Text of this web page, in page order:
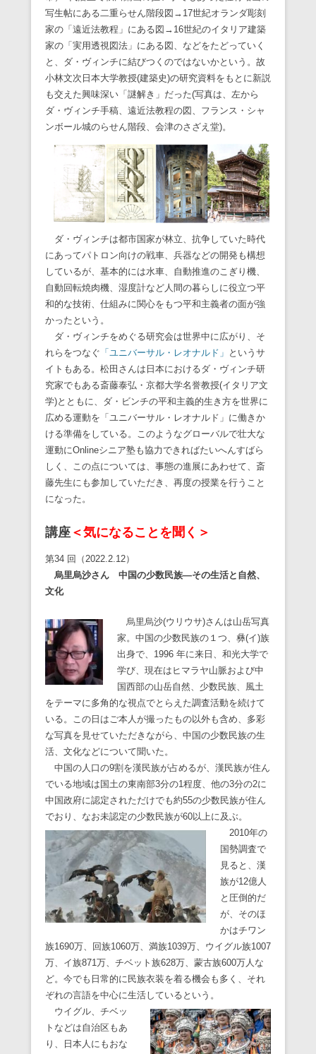
写生帖にある二重らせん階段図→17世紀オランダ彫刻
家の「遠近法教程」にある図→16世紀のイタリア建築
家の「実用透視図法」にある図、などをたどっていく
と、ダ・ヴィンチに結びつくのではないかという。故
小林文次日本大学教授(建築史)の研究資料をもとに新説
も交えた興味深い「謎解き」だった(写真は、左から
ダ・ヴィンチ手稿、遠近法教程の図、フランス・シャ
ンボール城のらせん階段、会津のさざえ堂)。
ダ・ヴィンチは都市国家が林立、抗争していた時代
にあってパトロン向けの戦車、兵器などの開発も構想
しているが、基本的には水車、自動推進のこぎり機、
自動回転焼肉機、湿度計など人間の暮らしに役立つ平
和的な技術、仕組みに関心をもつ平和主義者の面が強
かったという。
ダ・ヴィンチをめぐる研究会は世界中に広がり、そ
れらをつなぐ 「ユニバーサル・レオナルド」 というサ
イトもある。松田さんは日本におけるダ・ヴィンチ研
究家でもある斎藤泰弘・京都大学名誉教授(イタリア文
学)とともに、ダ・ビンチの平和主義的生き方を世界に
広める運動を「ユニバーサル・レオナルド」に働きか
ける準備をしている。このようなグローバルで壮大な
運動にOnlineシニア塾も協力できればたいへんすばら
しく、この点については、事態の進展にあわせて、斎
藤先生にも参加していただき、再度の授業を行うこと
になった。
講座 ＜気になることを聞く＞
第34 回（2022.2.12）
烏里烏沙さん 中国の少数民族―その生活と自然、
文化
烏里烏沙(ウリウサ)さんは山岳写真
家。中国の少数民族の１つ、彝(イ)族
出身で、1996 年に来日、和光大学で
学び、現在はヒマラヤ山脈および中
国西部の山岳自然、少数民族、風土
をテーマに多角的な視点でとらえた調査活動を続けて
いる。この日はご本人が撮ったもの以外も含め、多彩
な写真を見せていただきながら、中国の少数民族の生
活、文化などについて聞いた。
中国の人口の9割を漢民族が占めるが、漢民族が住ん
でいる地域は国土の東南部3分の1程度、他の3分の2に
中国政府に認定されただけでも約55の少数民族が住ん
でおり、なお未認定の少数民族が60以上に及ぶ。
2010年の
国勢調査で
見ると、漢
族が12億人
と圧倒的だ
が、そのほ
かはチワン
族1690万、回族1060万、満族1039万、ウイグル族1007
万、イ族871万、チベット族628万、蒙古族600万人な
ど。今でも日常的に民族衣装を着る機会も多く、それ
ぞれの言語を中心に生活しているという。
ウイグル、チベッ
トなどは自治区もあ
り、日本人にもおな